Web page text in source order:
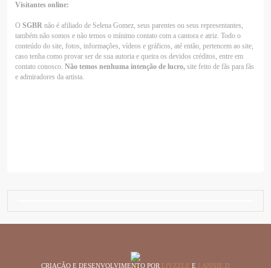
Visitantes online:
O SGBR não é afiliado de Selena Gomez, seus parentes ou seus representantes,
também não somos e não temos o mínimo contato com a cantora e atriz. Todo o
conteúdo do site, fotos, informações, vídeos e gráficos, até então, pertencem ao site,
caso tenha como provar ser de sua autoria e queira os devidos créditos, entre em
contato conosco. Não temos nenhuma intenção de lucro, site feito de fãs para fãs
e admiradores da artista.
CRIAÇÃO E DESENVOLVIMENTO POR LIVZZLE E LANNIE.D